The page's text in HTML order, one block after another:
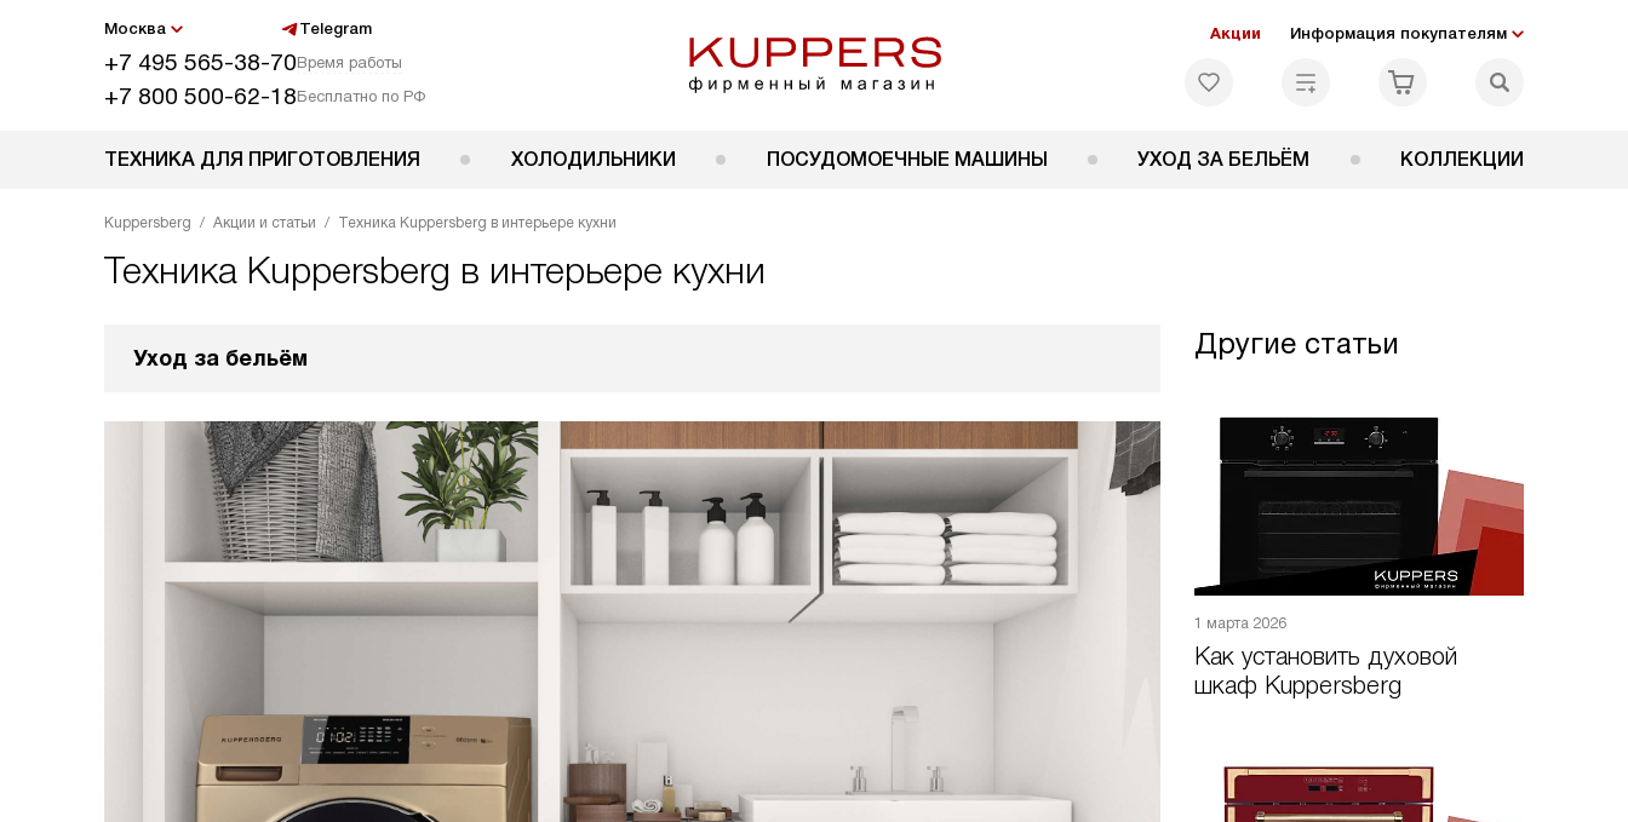
Москва Telegram
+7 495 565-38-70Время работы
+7 800 500-62-18Бесплатно по РФ
Акции Информация покупателям
ТЕХНИКА ДЛЯ ПРИГОТОВЛЕНИЯ ХОЛОДИЛЬНИКИ ПОСУДОМОЕЧНЫЕ МАШИНЫ УХОД ЗА БЕЛЬЁМ КОЛЛЕКЦИИ
Kuppersberg Акции и статьи Техника Kuppersberg в интерьере кухни
Техника Kuppersberg в интерьере кухни
Уход за бельём Другие статьи
1 марта 2026
Как установить духовой
шкаф Kuppersberg